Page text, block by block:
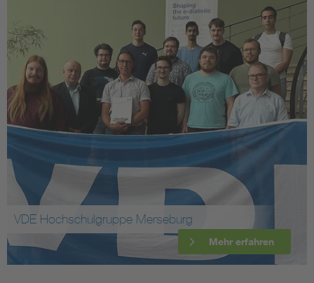
VDE Hochschulgruppe Merseburg
Mehr erfahren